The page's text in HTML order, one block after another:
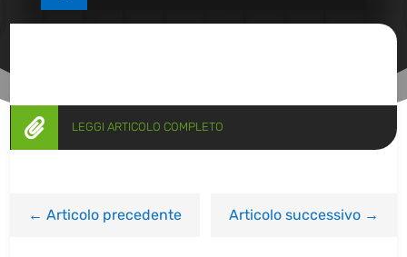
 LEGGI ARTICOLO COMPLETO
←Articolo precedente Articolo successivo→